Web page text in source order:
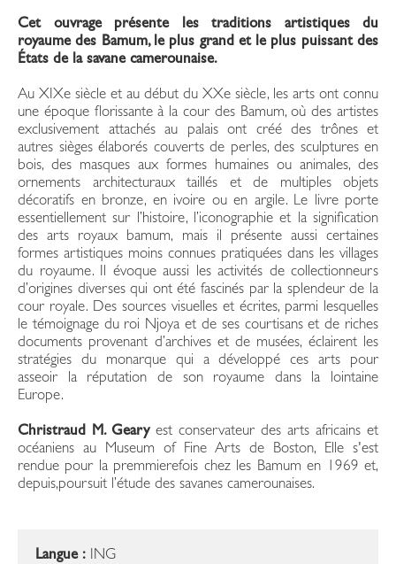
Cet ouvrage présente les traditions artistiques du
royaume des Bamum, le plus grand et le plus puissant des
États de la savane camerounaise.
Au XIXe siècle et au début du XXe siècle, les arts ont connu
une époque florissante à la cour des Bamum, où des artistes
exclusivement attachés au palais ont créé des trônes et
autres sièges élaborés couverts de perles, des sculptures en
bois, des masques aux formes humaines ou animales, des
ornements architecturaux taillés et de multiples objets
décoratifs en bronze, en ivoire ou en argile. Le livre porte
essentiellement sur l’histoire, l’iconographie et la signification
des arts royaux bamum, mais il présente aussi certaines
formes artistiques moins connues pratiquées dans les villages
du royaume. Il évoque aussi les activités de collectionneurs
d’origines diverses qui ont été fascinés par la splendeur de la
cour royale. Des sources visuelles et écrites, parmi lesquelles
le témoignage du roi Njoya et de ses courtisans et de riches
documents provenant d’archives et de musées, éclairent les
stratégies du monarque qui a développé ces arts pour
asseoir la réputation de son royaume dans la lointaine
Europe.
Christraud M. Gearyest conservateur des arts africains et
océaniens au Museum of Fine Arts de Boston, Elle s'est
rendue pour la premmierefois chez les Bamum en 1969 et,
depuis,poursuit l’étude des savanes camerounaises.
Langue : ING